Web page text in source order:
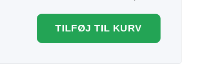
TILFØJ TIL KURV